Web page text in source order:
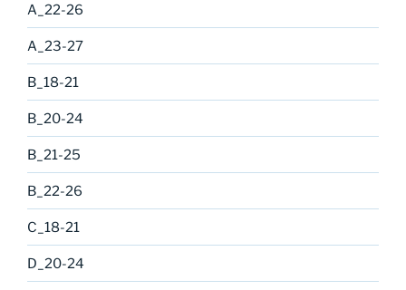
A_22-26
A_23-27
B_18-21
B_20-24
B_21-25
B_22-26
C_18-21
D_20-24